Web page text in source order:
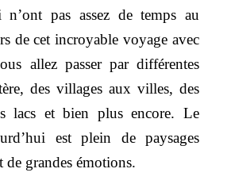
pas assez de temps au
de cet incroyable voyage avec
allez passer par différentes
des villages aux villes, des
lacs et bien plus encore. Le
est plein de paysages
de grandes émotions.